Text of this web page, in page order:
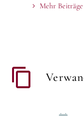
Mehr